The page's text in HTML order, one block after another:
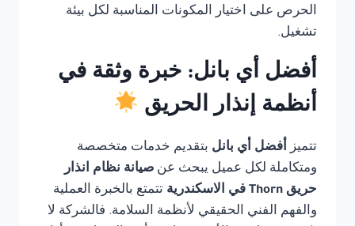
الحرص على اختيار المكونات المناسبة لكل بيئة
تشغيل.
أفضل أي بانل: خبرة وثقة في
أنظمة إنذار الحريق
تتميز أفضل أي بانل بتقديم خدمات متخصصة
ومتكاملة لكل عميل يبحث عن صيانة نظام انذار
حريق Thorn في الاسكندرية
تتمتع بالخبرة العملية
والفهم الفني الحقيقي لأنظمة السلامة. فالشركة لا